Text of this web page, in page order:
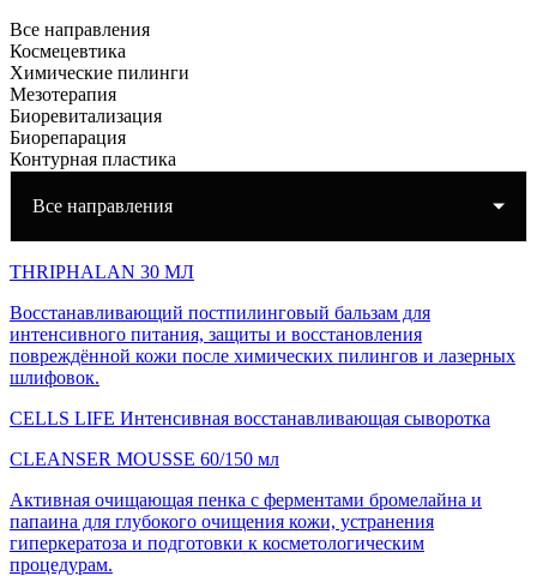
Все направления
Космецевтика
Химические пилинги
Мезотерапия
Биоревитализация
Биорепарация
Контурная пластика
Все направления
THRIPHALAN 30 МЛ
Восстанавливающий постпилинговый бальзам для
интенсивного питания, защиты и восстановления
повреждённой кожи после химических пилингов и лазерных
шлифовок.
CELLS LIFE Интенсивная восстанавливающая сыворотка
CLEANSER MOUSSE 60/150 мл
Активная очищающая пенка с ферментами бромелайна и
папаина для глубокого очищения кожи, устранения
гиперкератоза и подготовки к косметологическим
процедурам.